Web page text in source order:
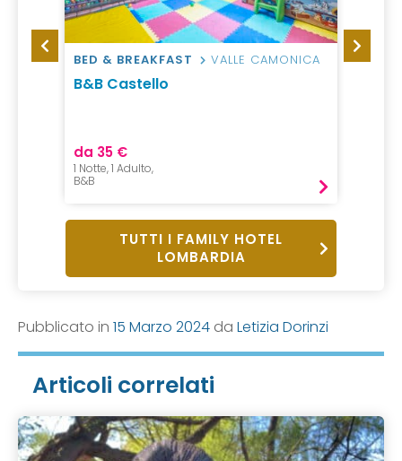
BED & BREAKFAST VALLE CAMONICA
B&B Castello
da 35 €
1 Notte, 1 Adulto,
B&B
HOTEL
TUTTI I FAMILY HOTEL
LOMBARDIA
Pubblicato in 15 Marzo 2024 da Letizia Dorinzi
Articoli correlati